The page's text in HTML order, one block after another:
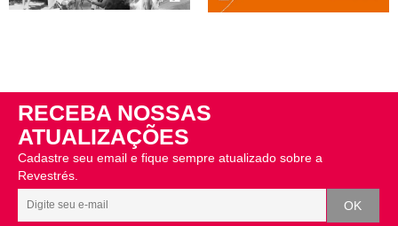
RECEBA NOSSAS
ATUALIZAÇÕES
Cadastre seu email e fique sempre atualizado sobre a
Revestrés.